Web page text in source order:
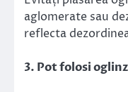
aglomerate sau
reflecta
3. Pot folosi